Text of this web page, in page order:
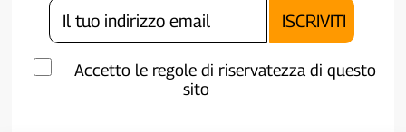
Accetto le regole di riservatezza di questo
sito